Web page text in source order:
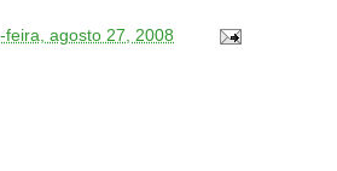
feira, agosto 27, 2008